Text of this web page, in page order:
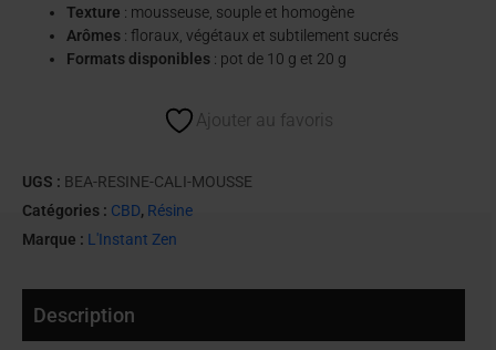
Texture : mousseuse, souple et homogène
Arômes : floraux, végétaux et subtilement sucrés
Formats disponibles : pot de 10 g et 20 g
Ajouter au favoris
UGS : BEA-RESINE-CALI-MOUSSE
Catégories : CBD, Résine
Marque : L'Instant Zen
Description